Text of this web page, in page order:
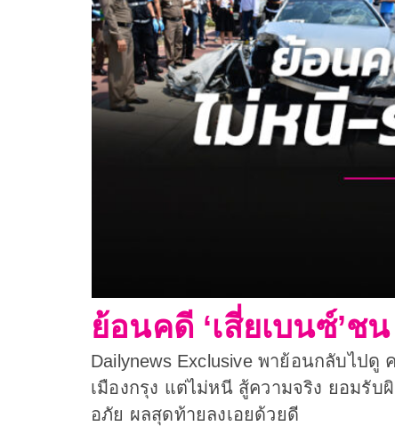
ย้อนคดี ‘เสี่ยเบนซ์’ช
Dailynews Exclusive พาย้อนกลับไป
เมืองกรุง แต่ไม่หนี สู้ความจริง ยอมรั
อภัย ผลสุดท้ายลงเอยด้วยดี